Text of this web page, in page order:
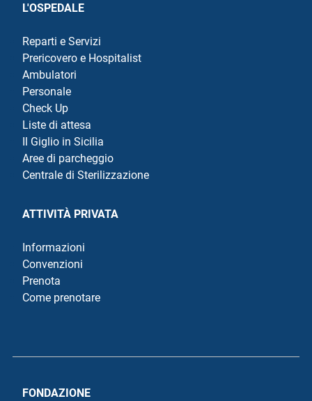
L'OSPEDALE
Reparti e Servizi
Prericovero e Hospitalist
Ambulatori
Personale
Check Up
Liste di attesa
Il Giglio in Sicilia
Aree di parcheggio
Centrale di Sterilizzazione
ATTIVITÀ PRIVATA
Informazioni
Convenzioni
Prenota
Come prenotare
FONDAZIONE